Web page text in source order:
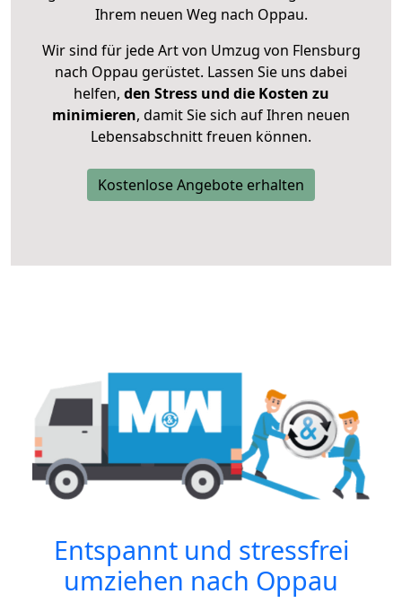
Ihrem neuen Weg nach Oppau.
Wir sind für jede Art von Umzug von Flensburg
nach Oppau gerüstet. Lassen Sie uns dabei
helfen, den Stress und die Kosten zu
minimieren, damit Sie sich auf Ihren neuen
Lebensabschnitt freuen können.
Kostenlose Angebote erhalten
Entspannt und stressfrei
umziehen nach Oppau